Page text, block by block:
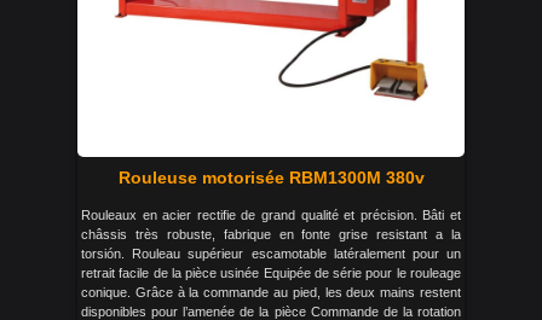
Rouleuse motorisée RBM1300M 380v
Rouleaux en acier rectifie de grand qualité et précision. Bâti et
châssis très robuste, fabrique en fonte grise resistant a la
torsión. Rouleau supérieur escamotable latéralement pour un
retrait facile de la pièce usinée Equipée de série pour le rouleage
conique. Grâce à la commande au pied, les deux mains restent
disponibles pour l’amenée de la pièce Commande de la rotation